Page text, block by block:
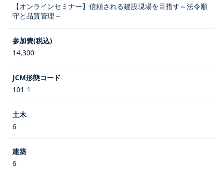
【オンラインセミナー】信頼される建設現場を目指す～法令順
守と品質管理～
14,300
101-1
6
6